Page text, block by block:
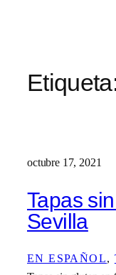
octubre 17, 2021
Tapas
Sevilla
EN ESPAÑOL,